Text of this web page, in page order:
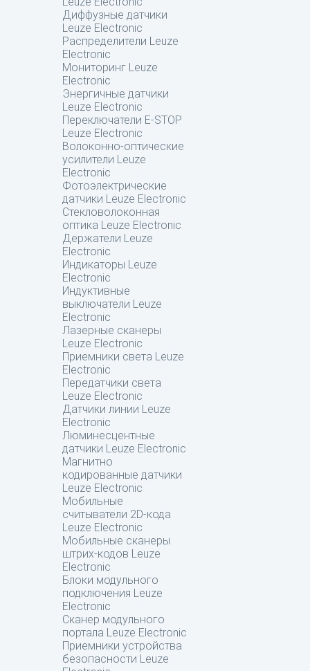
Диффузные датчики
Leuze Electronic
Распределители Leuze
Electronic
Мониторинг Leuze
Electronic
Энергичные датчики
Leuze Electronic
Переключатели E-STOP
Leuze Electronic
Волоконно-оптические
усилители Leuze
Electronic
Фотоэлектрические
датчики Leuze Electronic
Стекловолоконная
оптика Leuze Electronic
Держатели Leuze
Electronic
Индикаторы Leuze
Electronic
Индуктивные
выключатели Leuze
Electronic
Лазерные сканеры
Leuze Electronic
Приемники света Leuze
Electronic
Передатчики света
Leuze Electronic
Датчики линии Leuze
Electronic
Люминесцентные
датчики Leuze Electronic
Магнитно
кодированные датчики
Leuze Electronic
Мобильные
считыватели 2D-кода
Leuze Electronic
Мобильные сканеры
штрих-кодов Leuze
Electronic
Блоки модульного
подключения Leuze
Electronic
Сканер модульного
портала Leuze Electronic
Приемники устройства
безопасности Leuze